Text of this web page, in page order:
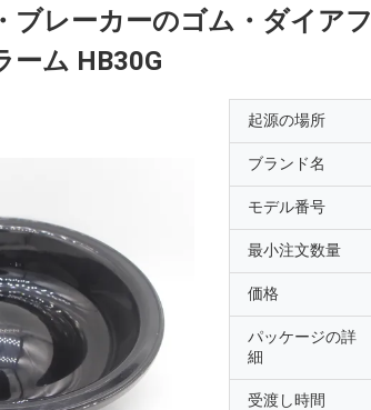
ブレーカーのゴム・ダイア
ーム HB30G
起源の場所
ブランド名
モデル番号
最小注文数量
価格
パッケージの詳
細
受渡し時間